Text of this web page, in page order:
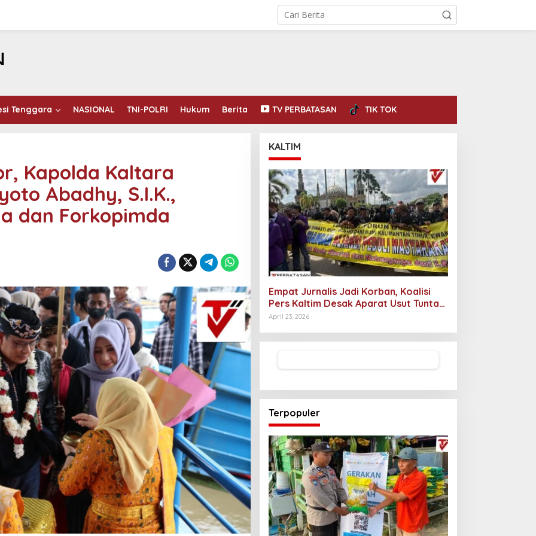
Tenggara NASIONAL TNI-POLRI Hukum Berita TV PERBATASAN TIK TOK
Kapolda Kaltara
Abadhy, S.I.K.,
dan Forkopimda
KALTIM
Empat Jurnalis Jadi Korban, Koalisi
Pers Kaltim Desak Aparat Usut Tuntas
Pelaku Intimidasi
April 23, 2026
Terpopuler